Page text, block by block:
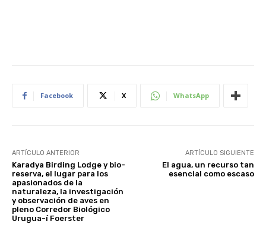
Facebook X WhatsApp
ARTÍCULO ANTERIOR
Karadya Birding Lodge y bio-
reserva, el lugar para los
apasionados de la
naturaleza, la investigación
y observación de aves en
pleno Corredor Biológico
Urugua-í Foerster
ARTÍCULO SIGUIENTE
El agua, un recurso tan
esencial como escaso